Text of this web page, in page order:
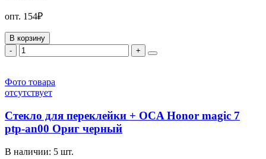
опт. 154₽
В корзину
-
+
Фото товара
отсутствует
Стекло для переклейки + OCA Honor magic 7
ptp-an00 Ориг черный
В наличии: 5 шт.